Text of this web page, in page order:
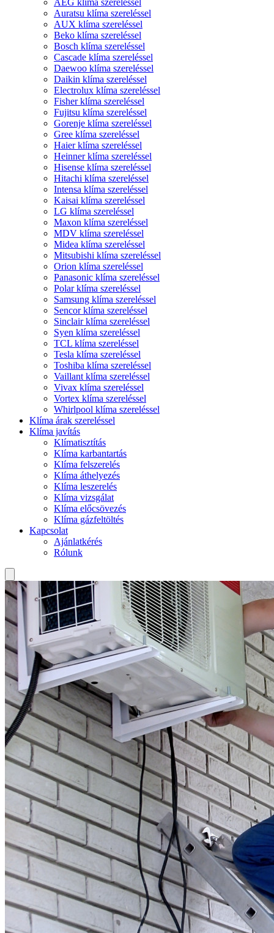
AEG klíma szereléssel
Auratsu klíma szereléssel
AUX klíma szereléssel
Beko klíma szereléssel
Bosch klíma szereléssel
Cascade klíma szereléssel
Daewoo klíma szereléssel
Daikin klíma szereléssel
Electrolux klíma szereléssel
Fisher klíma szereléssel
Fujitsu klíma szereléssel
Gorenje klíma szereléssel
Gree klíma szereléssel
Haier klíma szereléssel
Heinner klíma szereléssel
Hisense klíma szereléssel
Hitachi klíma szereléssel
Intensa klíma szereléssel
Kaisai klíma szereléssel
LG klíma szereléssel
Maxon klíma szereléssel
MDV klíma szereléssel
Midea klíma szereléssel
Mitsubishi klíma szereléssel
Orion klíma szereléssel
Panasonic klíma szereléssel
Polar klíma szereléssel
Samsung klíma szereléssel
Sencor klíma szereléssel
Sinclair klíma szereléssel
Syen klíma szereléssel
TCL klíma szereléssel
Tesla klíma szereléssel
Toshiba klíma szereléssel
Vaillant klíma szereléssel
Vivax klíma szereléssel
Vortex klíma szereléssel
Whirlpool klíma szereléssel
Klíma árak szereléssel
Klíma javítás
Klímatisztítás
Klíma karbantartás
Klíma felszerelés
Klíma áthelyezés
Klíma leszerelés
Klíma vizsgálat
Klíma előcsövezés
Klíma gázfeltöltés
Kapcsolat
Ajánlatkérés
Rólunk